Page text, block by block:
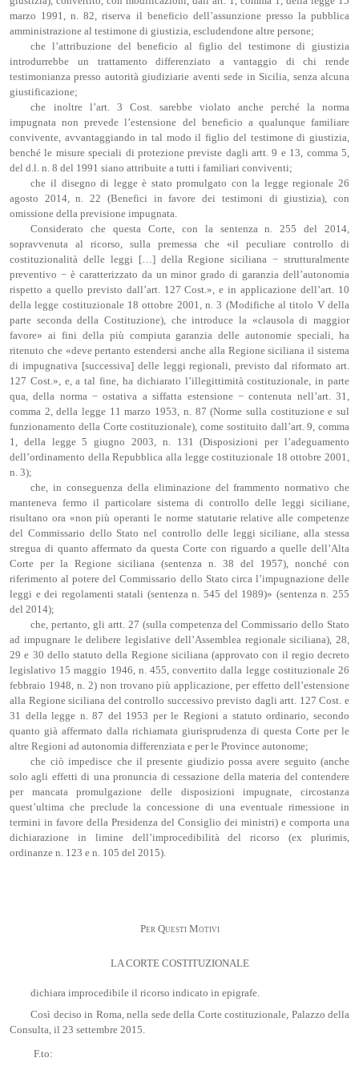
marzo 1991, n. 82, riserva il beneficio dell’assunzione presso la pubblica
amministrazione al testimone di giustizia, escludendone altre persone;
che l’attribuzione del beneficio al figlio del testimone di giustizia
introdurrebbe un trattamento differenziato a vantaggio di chi rende
testimonianza presso autorità giudiziarie aventi sede in Sicilia, senza alcuna
giustificazione;
che inoltre l’art. 3 Cost. sarebbe violato anche perché la norma
impugnata non prevede l’estensione del beneficio a qualunque familiare
convivente, avvantaggiando in tal modo il figlio del testimone di giustizia,
benché le misure speciali di protezione previste dagli artt. 9 e 13, comma 5,
del d.l. n. 8 del 1991 siano attribuite a tutti i familiari conviventi;
che il disegno di legge è stato promulgato con la legge regionale 26
agosto 2014, n. 22 (Benefici in favore dei testimoni di giustizia), con
omissione della previsione impugnata.
Considerato che questa Corte, con la sentenza n. 255 del 2014,
sopravvenuta al ricorso, sulla premessa che «il peculiare controllo di
costituzionalità delle leggi […] della Regione siciliana − strutturalmente
preventivo − è caratterizzato da un minor grado di garanzia dell’autonomia
rispetto a quello previsto dall’art. 127 Cost.», e in applicazione dell’art. 10
della legge costituzionale 18 ottobre 2001, n. 3 (Modifiche al titolo V della
parte seconda della Costituzione), che introduce la «clausola di maggior
favore» ai fini della più compiuta garanzia delle autonomie speciali, ha
ritenuto che «deve pertanto estendersi anche alla Regione siciliana il sistema
di impugnativa [successiva] delle leggi regionali, previsto dal riformato art.
127 Cost.», e, a tal fine, ha dichiarato l’illegittimità costituzionale, in parte
qua, della norma − ostativa a siffatta estensione − contenuta nell’art. 31,
comma 2, della legge 11 marzo 1953, n. 87 (Norme sulla costituzione e sul
funzionamento della Corte costituzionale), come sostituito dall’art. 9, comma
1, della legge 5 giugno 2003, n. 131 (Disposizioni per l’adeguamento
dell’ordinamento della Repubblica alla legge costituzionale 18 ottobre 2001,
n. 3);
che, in conseguenza della eliminazione del frammento normativo che
manteneva fermo il particolare sistema di controllo delle leggi siciliane,
risultano ora «non più operanti le norme statutarie relative alle competenze
del Commissario dello Stato nel controllo delle leggi siciliane, alla stessa
stregua di quanto affermato da questa Corte con riguardo a quelle dell’Alta
Corte per la Regione siciliana (sentenza n. 38 del 1957), nonché con
riferimento al potere del Commissario dello Stato circa l’impugnazione delle
leggi e dei regolamenti statali (sentenza n. 545 del 1989)» (sentenza n. 255
del 2014);
che, pertanto, gli artt. 27 (sulla competenza del Commissario dello Stato
ad impugnare le delibere legislative dell’Assemblea regionale siciliana), 28,
29 e 30 dello statuto della Regione siciliana (approvato con il regio decreto
legislativo 15 maggio 1946, n. 455, convertito dalla legge costituzionale 26
febbraio 1948, n. 2) non trovano più applicazione, per effetto dell’estensione
alla Regione siciliana del controllo successivo previsto dagli artt. 127 Cost. e
31 della legge n. 87 del 1953 per le Regioni a statuto ordinario, secondo
quanto già affermato dalla richiamata giurisprudenza di questa Corte per le
altre Regioni ad autonomia differenziata e per le Province autonome;
che ciò impedisce che il presente giudizio possa avere seguito (anche
solo agli effetti di una pronuncia di cessazione della materia del contendere
per mancata promulgazione delle disposizioni impugnate, circostanza
quest’ultima che preclude la concessione di una eventuale rimessione in
termini in favore della Presidenza del Consiglio dei ministri) e comporta una
dichiarazione in limine dell’improcedibilità del ricorso (ex plurimis,
ordinanze n. 123 e n. 105 del 2015).
Per Questi Motivi
LA CORTE COSTITUZIONALE
dichiara improcedibile il ricorso indicato in epigrafe.
Così deciso in Roma, nella sede della Corte costituzionale, Palazzo della
Consulta, il 23 settembre 2015.
F.to: